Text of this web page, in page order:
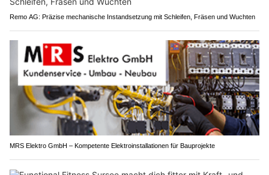
Remo AG: Präzise mechanische Instandsetzung mit Schleifen, Fräsen und Wuchten
MRS Elektro GmbH – Kompetente Elektroinstallationen für Bauprojekte